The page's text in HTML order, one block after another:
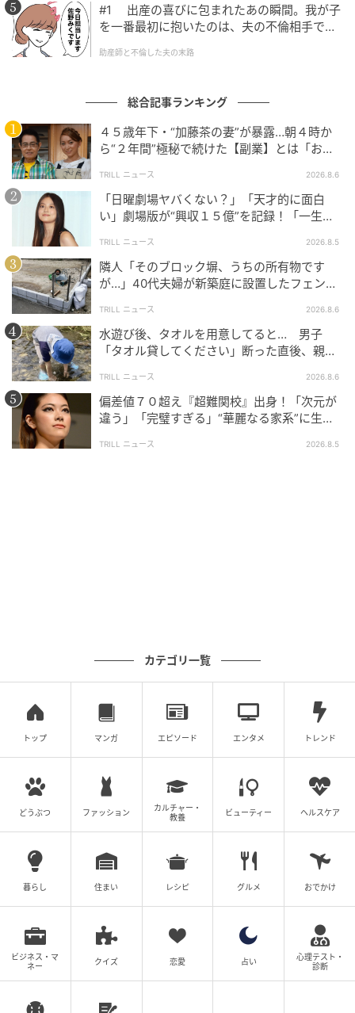
ウーマンエキサイト
#1 出産の喜びに包まれたあの瞬間。我が子
を一番最初に抱いたのは、夫の不倫相手でし
助産師と不倫した夫の末路
総合記事ランキング
４５歳年下・“加藤茶の妻”が暴露…朝４時か
ら“２年間”極秘で続けた【副業】とは「お金
TRILL ニュース 2026.8.6
「日曜劇場ヤバくない？」「天才的に面白
い」劇場版が“興収１５億”を記録！「一生言
TRILL ニュース 2026.8.5
隣人「そのブロック塀、うちの所有物です
が…」40代夫婦が新築庭に設置したフェン
TRILL ニュース 2026.8.6
水遊び後、タオルを用意してると… 男子
「タオル貸してください」断った直後、親が
TRILL ニュース 2026.8.6
偏差値７０超え『超難関校』出身！「次元が
違う」「完璧すぎる」“華麗なる家系”に生ま
TRILL ニュース 2026.8.5
カテゴリ一覧
トップ マンガ エピソード エンタメ トレンド
どうぶつ ファッション
カルチャー・
教養
ビューティー ヘルスケア
暮らし 住まい レシピ グルメ おでかけ
ビジネス・マ
ネー
クイズ 恋愛 占い
心理テスト・
診断